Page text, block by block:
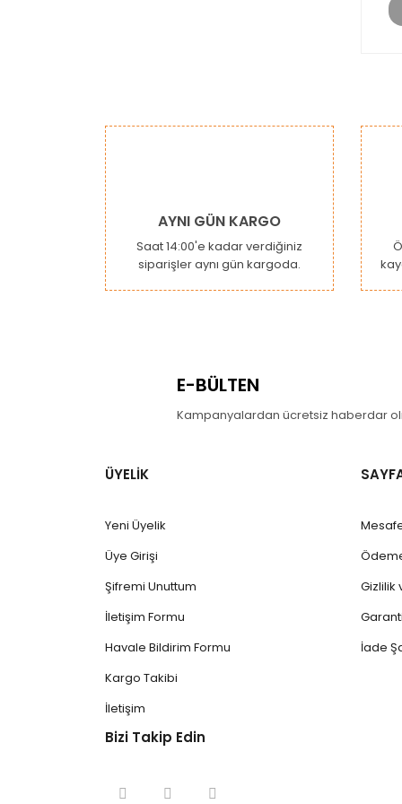
AYNI GÜN KARGO
Saat 14:00'e kadar verdiğiniz
siparişler aynı gün kargoda.
E-BÜLTEN
Kampanyalardan ücretsiz haberdar
ÜYELİK
Yeni Üyelik
Üye Girişi
Şifremi Unuttum
İletişim Formu
Havale Bildirim Formu
Kargo Takibi
İletişim
Gizlilik
İade
Bizi Takip Edin